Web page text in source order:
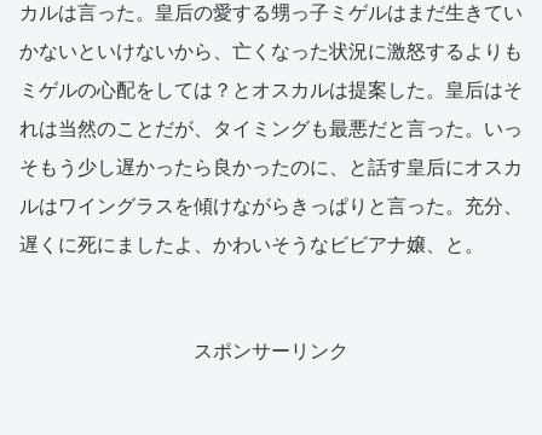
カルは言った。皇后の愛する甥っ子ミゲルはまだ生きてい
かないといけないから、亡くなった状況に激怒するよりも
ミゲルの心配をしては？とオスカルは提案した。皇后はそ
れは当然のことだが、タイミングも最悪だと言った。いっ
そもう少し遅かったら良かったのに、と話す皇后にオスカ
ルはワイングラスを傾けながらきっぱりと言った。充分、
遅くに死にましたよ、かわいそうなビビアナ嬢、と。
スポンサーリンク